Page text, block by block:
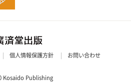
Kosaido Publishing
個人情報保護方針 お問い合わせ